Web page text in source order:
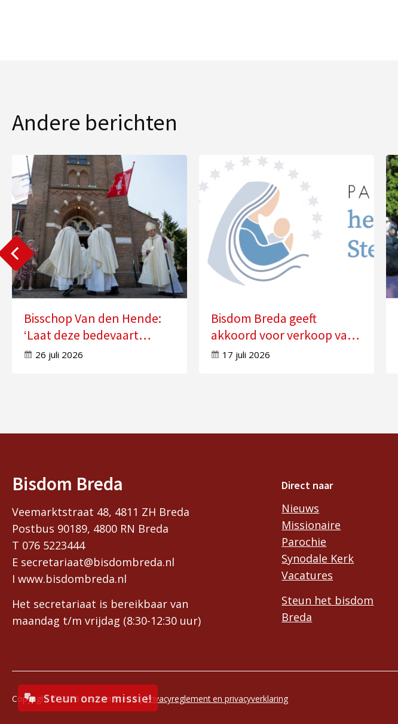
Andere berichten
Bisschop Van den Hende:
‘Laat deze bedevaart
doorwerken in uw leven’
26 juli 2026
Bisdom Breda geeft
akkoord voor verkoop van
zes kerken
17 juli 2026
Bisdom Breda
Veemarktstraat 48, 4811 ZH Breda
Postbus 90189, 4800 RN Breda
T 076 5223444
E secretariaat@bisdombreda.nl
I www.bisdombreda.nl
Het secretariaat is bereikbaar van
maandag t/m vrijdag (8:30-12:30 uur)
Direct naar
Nieuws
Missionaire
Parochie
Synodale Kerk
Vacatures
Steun het bisdom
Breda
Copyright © 2026 Bisdom Breda |Privacyreglement en privacyverklaring
Steun onze missie!